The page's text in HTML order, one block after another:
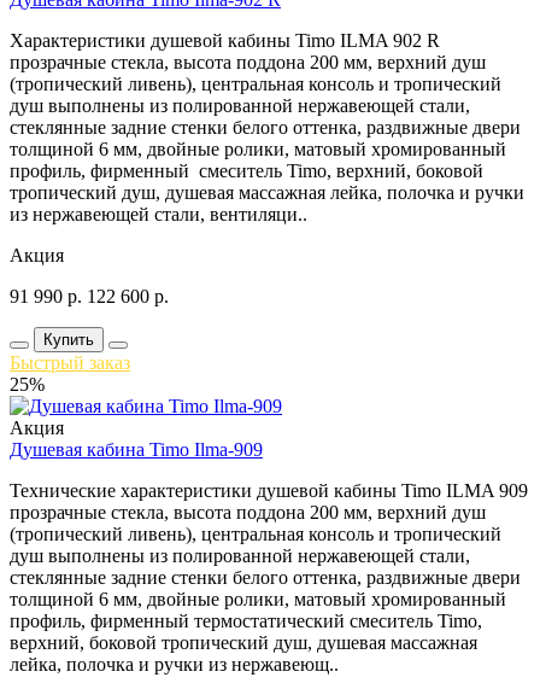
Характеристики душевой кабины Timo ILMA 902 R
прозрачные стекла, высота поддона 200 мм, верхний душ
(тропический ливень), центральная консоль и тропический
душ выполнены из полированной нержавеющей стали,
стеклянные задние стенки белого оттенка, раздвижные двери
толщиной 6 мм, двойные ролики, матовый хромированный
профиль, фирменный смеситель Timo, верхний, боковой
тропический душ, душевая массажная лейка, полочка и ручки
из нержавеющей стали, вентиляци..
Акция
91 990 р. 122 600 р.
Купить
Быстрый заказ
25%
Акция
Душевая кабина Timo Ilma-909
Технические характеристики душевой кабины Timo ILMA 909
прозрачные стекла, высота поддона 200 мм, верхний душ
(тропический ливень), центральная консоль и тропический
душ выполнены из полированной нержавеющей стали,
стеклянные задние стенки белого оттенка, раздвижные двери
толщиной 6 мм, двойные ролики, матовый хромированный
профиль, фирменный термостатический смеситель Timo,
верхний, боковой тропический душ, душевая массажная
лейка, полочка и ручки из нержавеющ..